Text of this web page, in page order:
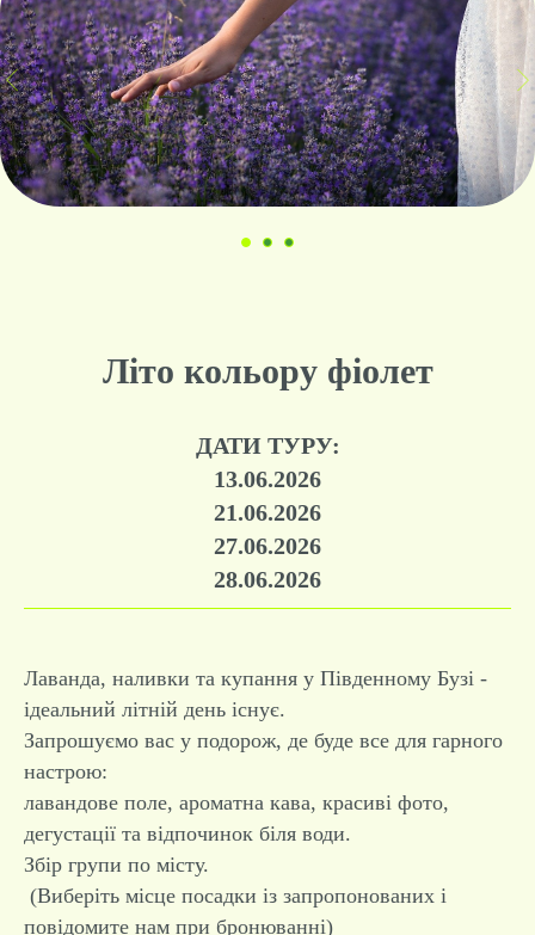
Літо кольору фіолет
ДАТИ ТУРУ:
13.06.2026
21.06.2026
27.06.2026
28.06.2026
Лаванда, наливки та купання у Південному Бузі -
ідеальний літній день існує.
Запрошуємо вас у подорож, де буде все для гарного
настрою:
лавандове поле, ароматна кава, красиві фото,
дегустації та відпочинок біля води.
Збір групи по місту.
(Виберіть місце посадки із запропонованих і
повідомите нам при бронюванні)